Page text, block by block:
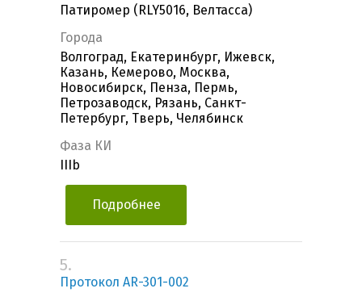
Патиромер (RLY5016, Велтасса)
Города
Волгоград, Екатеринбург, Ижевск,
Казань, Кемерово, Москва,
Новосибирск, Пенза, Пермь,
Петрозаводск, Рязань, Санкт-
Петербург, Тверь, Челябинск
Фаза КИ
IIIb
Подробнее
5.
Протокол AR-301-002